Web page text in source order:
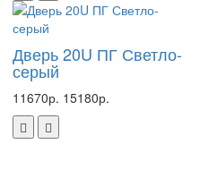
Дверь 20U ПГ Светло-
серый
11670р. 15180р.